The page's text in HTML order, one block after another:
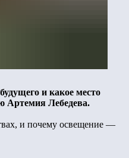
и какое место
Артемия Лебедева.
и почему освещение —